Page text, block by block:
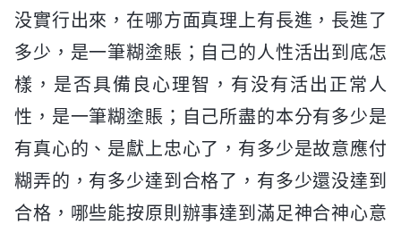
没實行出來，在哪方面真理上有長進，長進了
多少，是一筆糊塗賬；自己的人性活出到底怎
樣，是否具備良心理智，有没有活出正常人
性，是一筆糊塗賬；自己所盡的本分有多少是
有真心的、是獻上忠心了，有多少是故意應付
糊弄的，有多少達到合格了，有多少還没達到
合格，哪些能按原則辦事達到滿足神合神心意